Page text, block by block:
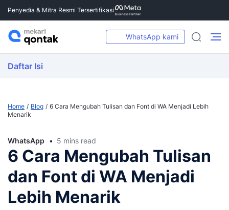
Penyedia & Mitra Resmi Tersertifikasi
WhatsApp kami
Daftar Isi
Home Blog
6 Cara Mengubah Tulisan dan Font di WA Menjadi Lebih
Menarik
WhatsApp 5 mins read
6 Cara Mengubah Tulisan
dan Font di WA Menjadi
Lebih Menarik